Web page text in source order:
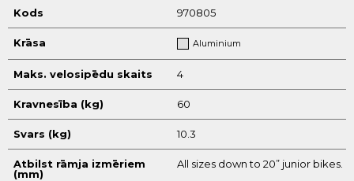
Kods 970805
Krāsa Aluminium
Maks. velosipēdu skaits 4
Kravnesība (kg) 60
Svars (kg) 10.3
Atbilst rāmja izmēriem
(mm)
All sizes down to 20” junior bikes.